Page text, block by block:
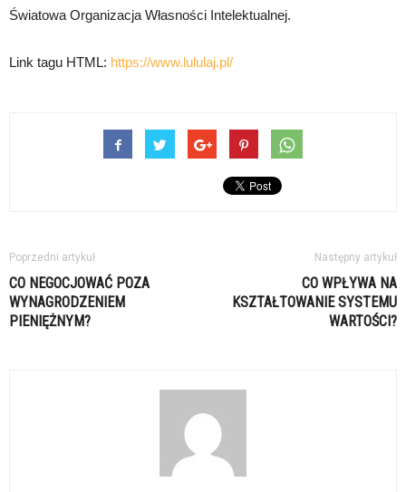
Światowa Organizacja Własności Intelektualnej.
Link tagu HTML: https://www.lululaj.pl/
Poprzedni artykuł
CO NEGOCJOWAĆ POZA
WYNAGRODZENIEM
PIENIĘŻNYM?
Następny artykuł
CO WPŁYWA NA
KSZTAŁTOWANIE SYSTEMU
WARTOŚCI?